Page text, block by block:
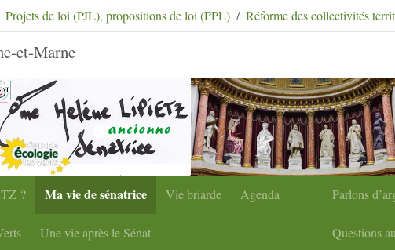
au menu secondaire Aller à la recherche
et-Marne
? Ma vie de sénatrice Vie briarde Agenda
Une vie après le Sénat
Parlons
Questions
Projets de loi (PJL), propositions de loi (PPL) Réforme des collectivités